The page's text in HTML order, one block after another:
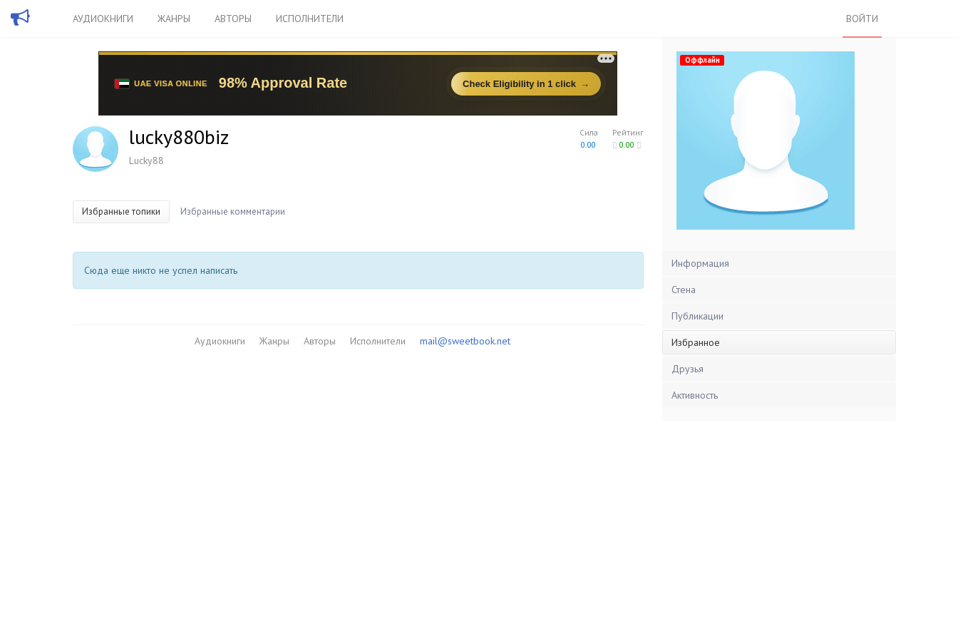
АУДИОКНИГИ ЖАНРЫ АВТОРЫ ИСПОЛНИТЕЛИ ВОЙТИ
Рейтинг
0.00
Сила
0.00
lucky880biz
Lucky88
Избранные топики Избранные комментарии
Сюда еще никто не успел написать
Аудиокниги Жанры Авторы Исполнители mail@sweetbook.net
Оффлайн
Информация
Стена
Публикации
Избранное
Друзья
Активность